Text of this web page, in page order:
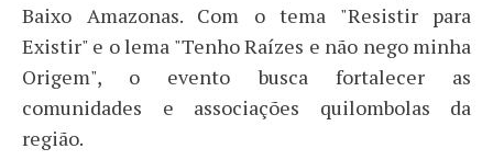
Baixo Amazonas. Com o tema "Resistir para
Existir" e o lema "Tenho Raízes e não nego minha
Origem", o evento busca fortalecer as
comunidades e associações quilombolas da
região.